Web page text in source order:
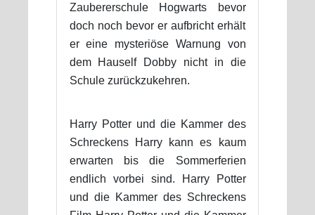
Zaubererschule Hogwarts bevor
doch noch bevor er aufbricht erhält
er eine mysteriöse Warnung von
dem Hauself Dobby nicht in die
Schule zurückzukehren.
Harry Potter und die Kammer des
Schreckens Harry kann es kaum
erwarten bis die Sommerferien
endlich vorbei sind. Harry Potter
und die Kammer des Schreckens